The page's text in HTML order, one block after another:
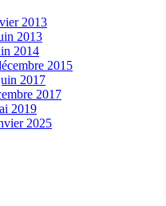
2013
2013
2014
2015
2017
2017
2019
2025